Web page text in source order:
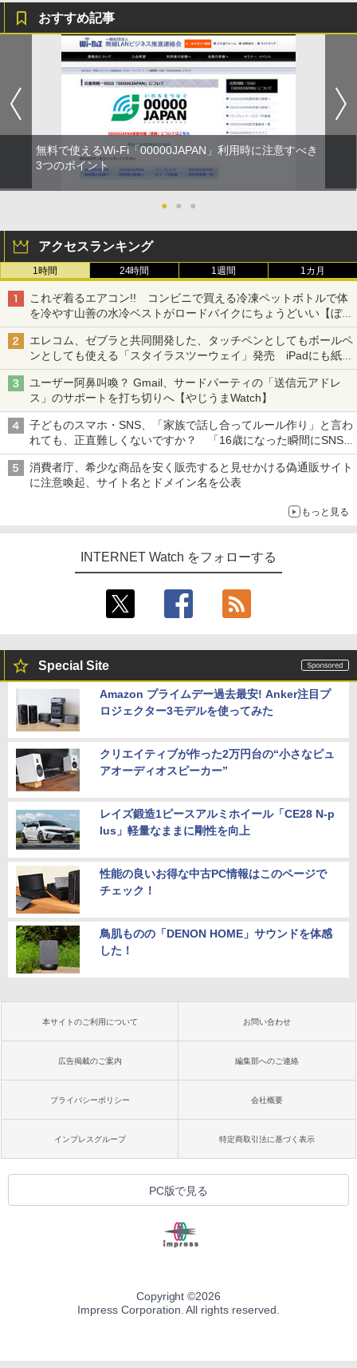
おすすめ記事
無料で使えるWi-Fi「00000JAPAN」利用時に注意すべき
3つのポイント
● ● ●
アクセスランキング
1時間 24時間 1週間 1カ月
これぞ着るエアコン!! コンビニで買える冷凍ペットボトルで体
を冷やす山善の水冷ベストがロードバイクにちょうどいい【ぼっ
ち・ざ・ろーど！その14】【空いた時間でなにしてる？】
エレコム、ゼブラと共同開発した、タッチペンとしてもボールペ
ンとしても使える「スタイラスツーウェイ」発売 iPadにも紙に
も、持ち替えずに書き込める
ユーザー阿鼻叫喚？ Gmail、サードパーティの「送信元アドレ
ス」のサポートを打ち切りへ【やじうまWatch】
子どものスマホ・SNS、「家族で話し合ってルール作り」と言わ
れても、正直難しくないですか？ 「16歳になった瞬間にSNS
デビューする方が怖い」という上沼紫野弁護士にヒントを聞く
消費者庁、希少な商品を安く販売すると見せかける偽通販サイト
に注意喚起、サイト名とドメイン名を公表
もっと見る
INTERNET Watch をフォローする
Special Site
Amazon プライムデー過去最安! Anker注目プ
ロジェクター3モデルを使ってみた
クリエイティブが作った2万円台の“小さなピュ
アオーディオスピーカー”
レイズ鍛造1ピースアルミホイール「CE28 N-p
lus」軽量なままに剛性を向上
性能の良いお得な中古PC情報はこのページで
チェック！
鳥肌ものの「DENON HOME」サウンドを体感
した！
本サイトのご利用について お問い合わせ
広告掲載のご案内 編集部へのご連絡
プライバシーポリシー 会社概要
インプレスグループ 特定商取引法に基づく表示
PC版で見る
Copyright ©2026
Impress Corporation. All rights reserved.